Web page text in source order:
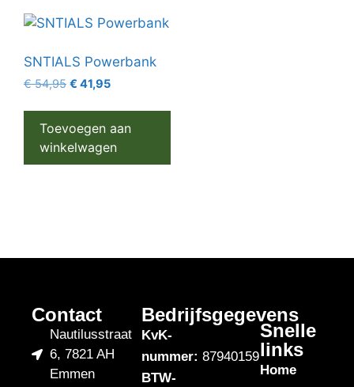
SNTIALS Powerbank
€54,95 € 41,95
Toevoegen aan
winkelwagen
Contact
Nautilusstraat
6, 7821 AH
Emmen
Bedrijfsgegevens
KvK-
nummer: 87940159
BTW-
Snelle
links
Home